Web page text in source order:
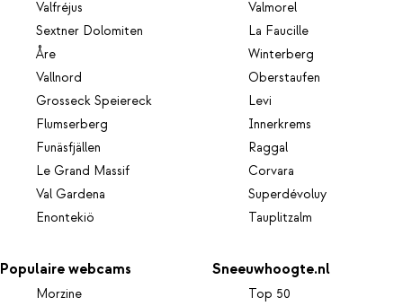
Valfréjus
Sextner Dolomiten
Åre
Vallnord
Grosseck Speiereck
Flumserberg
Funäsfjällen
Le Grand Massif
Val Gardena
Enontekiö
Valmorel
La Faucille
Winterberg
Oberstaufen
Levi
Innerkrems
Raggal
Corvara
Superdévoluy
Tauplitzalm
Populaire webcams
Morzine
Sneeuwhoogte.nl
Top 50